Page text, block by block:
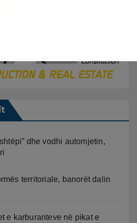
dhe vodhi automjetin,
territoriale, banorët dalin
e karburanteve në pikat e